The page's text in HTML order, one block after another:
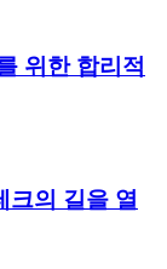
위한 합리적
의 길을 열